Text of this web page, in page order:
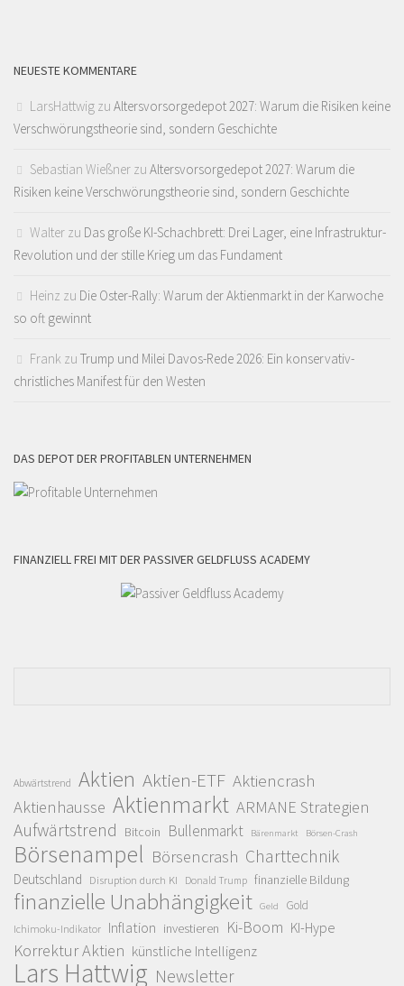
NEUESTE KOMMENTARE
LarsHattwig zu Altersvorsorgedepot 2027: Warum die Risiken keine
Verschwörungstheorie sind, sondern Geschichte
Sebastian Wießner zu Altersvorsorgedepot 2027: Warum die
Risiken keine Verschwörungstheorie sind, sondern Geschichte
Walter zu Das große KI-Schachbrett: Drei Lager, eine Infrastruktur-
Revolution und der stille Krieg um das Fundament
Heinz zu Die Oster-Rally: Warum der Aktienmarkt in der Karwoche
so oft gewinnt
Frank zu Trump und Milei Davos-Rede 2026: Ein konservativ-
christliches Manifest für den Westen
DAS DEPOT DER PROFITABLEN UNTERNEHMEN
FINANZIELL FREI MIT DER PASSIVER GELDFLUSS ACADEMY
Abwärtstrend Aktien Aktien-ETF Aktiencrash
Aktienhausse Aktienmarkt ARMANE Strategien
Aufwärtstrend Bitcoin Bullenmarkt Bärenmarkt Börsen-Crash
Börsenampel Börsencrash Charttechnik
Deutschland Disruption durch KI Donald Trump finanzielle Bildung
finanzielle Unabhängigkeit Geld Gold
Ichimoku-Indikator Inflation investieren Ki-Boom KI-Hype
Korrektur Aktien künstliche Intelligenz
Lars Hattwig Newsletter